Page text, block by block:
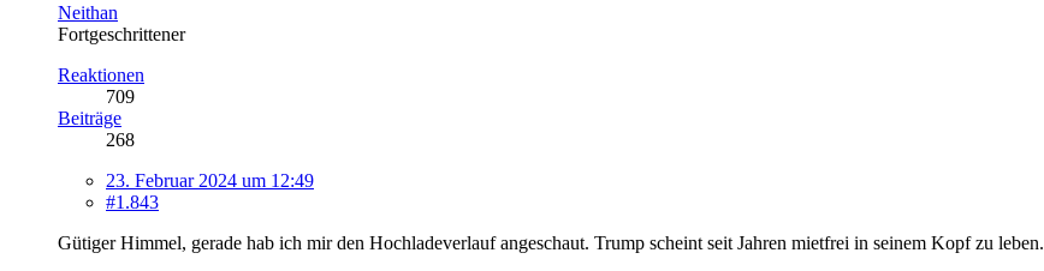
Neithan
Fortgeschrittener
Reaktionen
709
Beiträge
268
23. Februar 2024 um 12:49
#1.843
Gütiger Himmel, gerade hab ich mir den Hochladeverlauf angeschaut. Trump scheint seit Jahren mietfrei in seinem Kopf zu leben.